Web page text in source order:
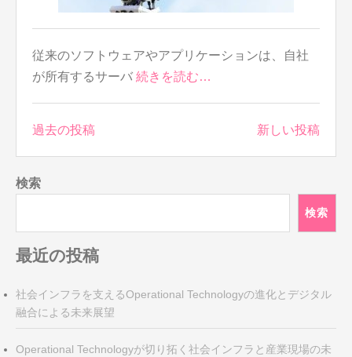
従来のソフトウェアやアプリケーションは、自社
が所有するサーバ 続きを読む…
投
ビ
シ
ョ
ン
過去の投稿 新しい投稿
検索
検索
最近の投稿
社会インフラを支えるOperational Technologyの進化とデジタル
融合による未来展望
Operational Technologyが切り拓く社会インフラと産業現場の未